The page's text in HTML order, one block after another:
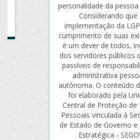
personalidade da
Considerando que
implementação da
cumprimento de suas
é um dever de todos,
dos servidores públicos
passíveis de
administrativa
autônoma. O conteúdo
foi elaborado pela
Central de Proteção de
Pessoais vinculada à
de Estado de Governo e
Estratégica -